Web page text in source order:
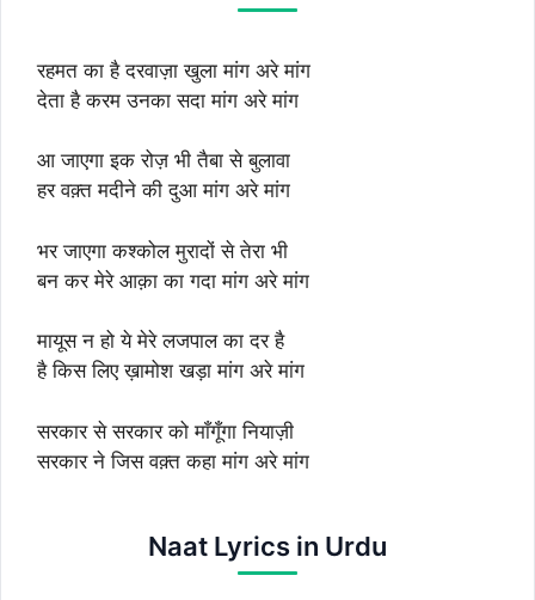
रहमत का है दरवाज़ा खुला मांग अरे मांग
देता है करम उनका सदा मांग अरे मांग
आ जाएगा इक रोज़ भी तैबा से बुलावा
हर वक़्त मदीने की दुआ मांग अरे मांग
भर जाएगा कश्कोल मुरादों से तेरा भी
बन कर मेरे आक़ा का गदा मांग अरे मांग
मायूस न हो ये मेरे लजपाल का दर है
है किस लिए ख़ामोश खड़ा मांग अरे मांग
सरकार से सरकार को माँगूँगा नियाज़ी
सरकार ने जिस वक़्त कहा मांग अरे मांग
Naat Lyrics in Urdu